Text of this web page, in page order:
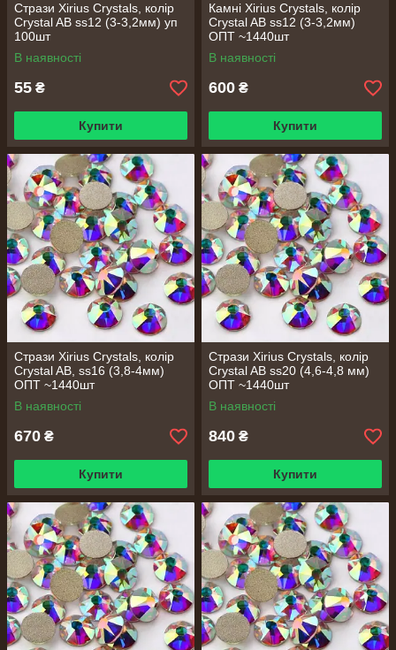
Стрази Xirius Crystals, колір
Сrystal AB ss12 (3-3,2мм) уп
100шт
В наявності
55 ₴
Купити
Камні Xirius Crystals, колір
Сrystal AB ss12 (3-3,2мм)
ОПТ ~1440шт
В наявності
600 ₴
Купити
Стрази Xirius Crystals, колір
Сrystal AB, ss16 (3,8-4мм)
ОПТ ~1440шт
В наявності
670 ₴
Купити
Стрази Xirius Crystals, колір
Сrystal AB ss20 (4,6-4,8 мм)
ОПТ ~1440шт
В наявності
840 ₴
Купити